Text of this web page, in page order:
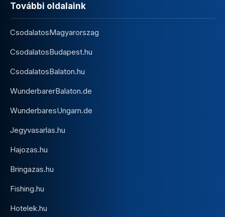
További oldalaink
CsodalatosMagyarorszag
CsodalatosBudapest.hu
CsodalatosBalaton.hu
WunderbarerBalaton.de
WunderbaresUngarn.de
Jegyvasarlas.hu
Hajozas.hu
Bringazas.hu
Fishing.hu
Hotelek.hu